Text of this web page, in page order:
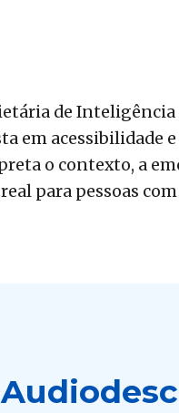
de
em acessibilidade
o contexto, a
para pessoas